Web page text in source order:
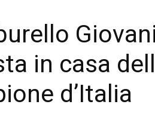
in casa
d’Italia